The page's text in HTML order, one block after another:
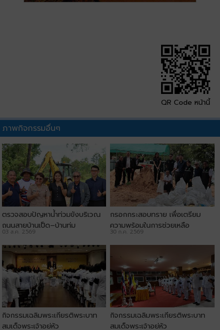
QR Code หน้านี้
ภาพกิจกรรมอื่นๆ
ตรวจสอบปัญหาน้ำท่วมขังบริเวณ
ถนนสายบ้านเป็ด–บ้านทุ่ม
03 ส.ค. 2569
กรอกกระสอบทราย เพื่อเตรียม
ความพร้อมในการช่วยเหลือ
ประชาชน
30 ก.ค. 2569
กิจกรรมเฉลิมพระเกียรติพระบาท
สมเด็จพระเจ้าอยู่หัว
กิจกรรมเฉลิมพระเกียรติพระบาท
สมเด็จพระเจ้าอยู่หัว